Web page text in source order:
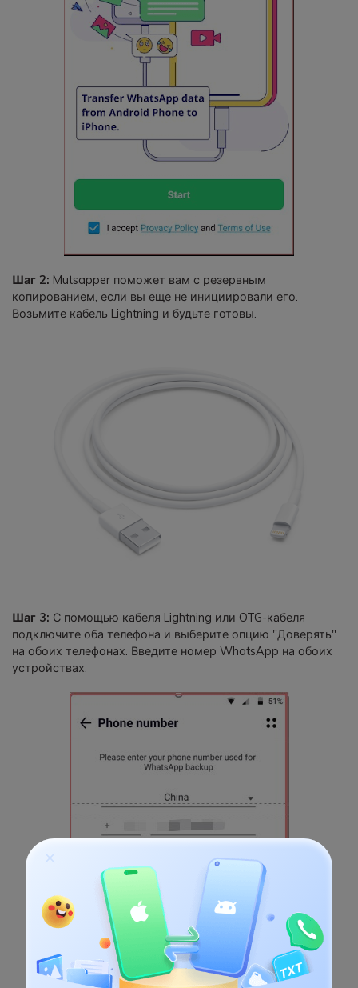
Шаг 2: Mutsapper поможет вам с резервным
копированием, если вы еще не инициировали его.
Возьмите кабель Lightning и будьте готовы.
Шаг 3: С помощью кабеля Lightning или OTG-кабеля
подключите оба телефона и выберите опцию "Доверять"
на обоих телефонах. Введите номер WhatsApp на обоих
устройствах.